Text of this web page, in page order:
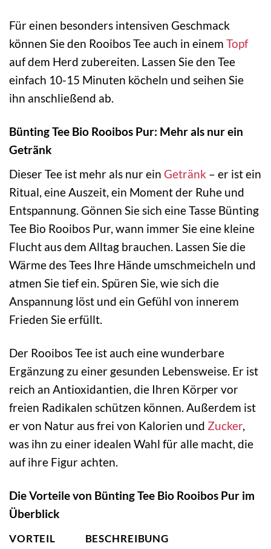
Für einen besonders intensiven Geschmack
können Sie den Rooibos Tee auch in einem Topf
auf dem Herd zubereiten. Lassen Sie den Tee
einfach 10-15 Minuten köcheln und seihen Sie
ihn anschließend ab.
Bünting Tee Bio Rooibos Pur: Mehr als nur ein
Getränk
Dieser Tee ist mehr als nur ein Getränk – er ist ein
Ritual, eine Auszeit, ein Moment der Ruhe und
Entspannung. Gönnen Sie sich eine Tasse Bünting
Tee Bio Rooibos Pur, wann immer Sie eine kleine
Flucht aus dem Alltag brauchen. Lassen Sie die
Wärme des Tees Ihre Hände umschmeicheln und
atmen Sie tief ein. Spüren Sie, wie sich die
Anspannung löst und ein Gefühl von innerem
Frieden Sie erfüllt.
Der Rooibos Tee ist auch eine wunderbare
Ergänzung zu einer gesunden Lebensweise. Er ist
reich an Antioxidantien, die Ihren Körper vor
freien Radikalen schützen können. Außerdem ist
er von Natur aus frei von Kalorien und Zucker,
was ihn zu einer idealen Wahl für alle macht, die
auf ihre Figur achten.
Die Vorteile von Bünting Tee Bio Rooibos Pur im
Überblick
VORTEIL BESCHREIBUNG